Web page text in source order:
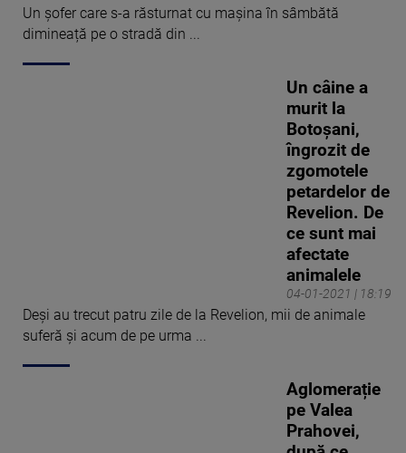
Un șofer care s-a răsturnat cu mașina în sâmbătă
dimineață pe o stradă din ...
04-01-2021 | 18:19
Un câine a
murit la
Botoșani,
îngrozit de
zgomotele
petardelor de
Revelion. De
ce sunt mai
afectate
animalele
Deşi au trecut patru zile de la Revelion, mii de animale
suferă şi acum de pe urma ...
Aglomerație
pe Valea
Prahovei,